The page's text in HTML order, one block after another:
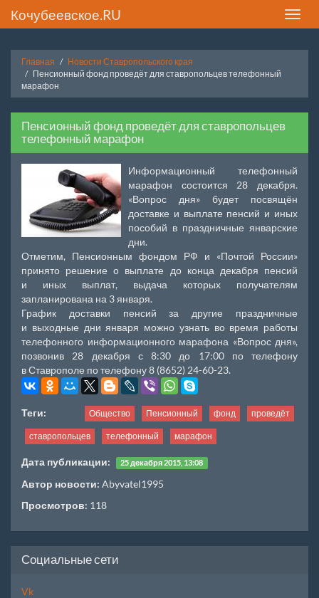
Toggle
Кочубеевское.RU
Главная
Новости Ставропольского края
Пенсионный фонд проведёт для ставропольцев телефонный
марафон
Пенсионный фонд проведёт для ставропольцев
телефонный марафон
Информационный телефонный
марафон состоится 28 декабря.
«Вопрос дня» будет посвящён
доставке и выплате пенсий и иных
пособий в праздничные январские
дни.
Отметим, Пенсионным фондом РФ и «Почтой России»
принято решение о выплате до конца декабря пенсий
и иных выплат, выдача которых получателям
запланирована на 3 января.
График доставки пенсий за другие праздничные
и выходные дни января можно узнать во время работы
телефонного информационного марафона «Вопрос дня»,
позвонив 28 декабря с 8:30 до 17:00 по телефону
в Ставрополе по телефону 8 (8652) 24-60-23.
Теги: Общество Пенсионный фонд проведёт
ставропольцев телефонный марафон
Дата публикации: 25 декабря 2015, 13:08
Автор новости: Abyvatel1995
Просмотров: 118
Социальные сети
Vk